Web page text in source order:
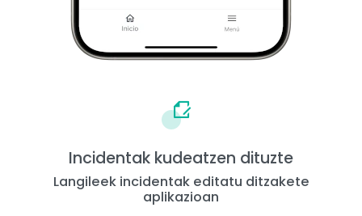
Incidentak kudeatzen dituzte
Langileek incidentak editatu ditzakete
aplikazioan